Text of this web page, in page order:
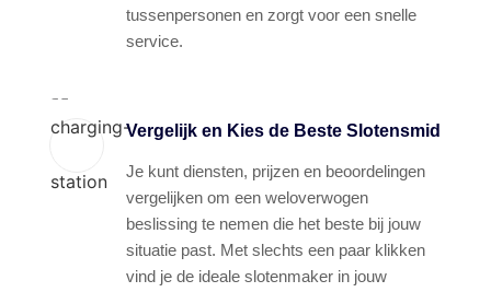
tussenpersonen en zorgt voor een snelle
service.
Vergelijk en Kies de Beste Slotensmid
Je kunt diensten, prijzen en beoordelingen
vergelijken om een weloverwogen
beslissing te nemen die het beste bij jouw
situatie past. Met slechts een paar klikken
vind je de ideale slotenmaker in jouw